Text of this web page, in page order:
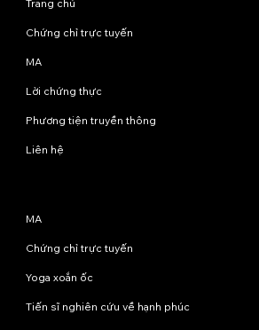
Trang chủ
Chứng chỉ trực tuyến
MA
Lời chứng thực
Phương tiện truyền thông
Liên hệ
MA
Chứng chỉ trực tuyến
Yoga xoắn ốc
Tiến sĩ nghiên cứu về hạnh phúc